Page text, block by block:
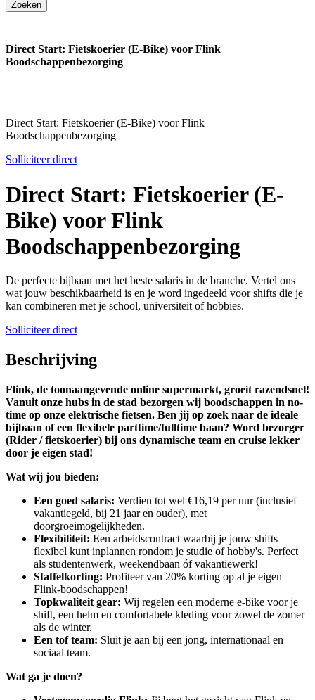
Direct Start: Fietskoerier (E-Bike) voor Flink
Boodschappenbezorging
Direct Start: Fietskoerier (E-Bike) voor Flink
Boodschappenbezorging
Solliciteer direct
Direct Start: Fietskoerier (E-
Bike) voor Flink
Boodschappenbezorging
De perfecte bijbaan met het beste salaris in de branche. Vertel ons
wat jouw beschikbaarheid is en je word ingedeeld voor shifts die je
kan combineren met je school, universiteit of hobbies.
Solliciteer direct
Beschrijving
Flink, de toonaangevende online supermarkt, groeit razendsnel!
Vanuit onze hubs in de stad bezorgen wij boodschappen in no-
time op onze elektrische fietsen. Ben jij op zoek naar de ideale
bijbaan of een flexibele parttime/fulltime baan? Word bezorger
(Rider / fietskoerier) bij ons dynamische team en cruise lekker
door je eigen stad!
Wat wij jou bieden:
Een goed salaris: Verdien tot wel €16,19 per uur (inclusief
vakantiegeld, bij 21 jaar en ouder), met
doorgroeimogelijkheden.
Flexibiliteit: Een arbeidscontract waarbij je jouw shifts
flexibel kunt inplannen rondom je studie of hobby's. Perfect
als studentenwerk, weekendbaan óf vakantiewerk!
Staffelkorting: Profiteer van 20% korting op al je eigen
Flink-boodschappen!
Topkwaliteit gear: Wij regelen een moderne e-bike voor je
shift, een helm en comfortabele kleding voor zowel de zomer
als de winter.
Een tof team: Sluit je aan bij een jong, internationaal en
sociaal team.
Wat ga je doen?